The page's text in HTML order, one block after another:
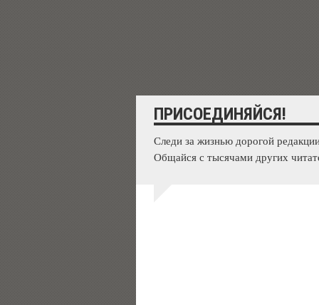
ПРИСОЕДИНЯЙСЯ!
Следи за жизнью дорогой
Общайся с тысячами других